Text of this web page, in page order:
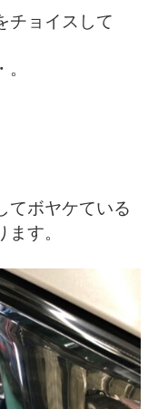
チョイスして
てボヤケている
す。